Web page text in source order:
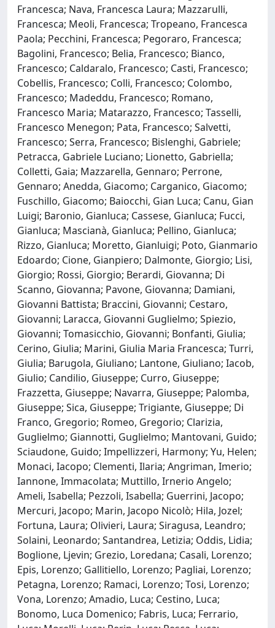
Francesca; Nava, Francesca Laura; Mazzarulli,
Francesca; Meoli, Francesca; Tropeano, Francesca
Paola; Pecchini, Francesca; Pegoraro, Francesca;
Bagolini, Francesco; Belia, Francesco; Bianco,
Francesco; Caldaralo, Francesco; Casti, Francesco;
Cobellis, Francesco; Colli, Francesco; Colombo,
Francesco; Madeddu, Francesco; Romano,
Francesco Maria; Matarazzo, Francesco; Tasselli,
Francesco Menegon; Pata, Francesco; Salvetti,
Francesco; Serra, Francesco; Bislenghi, Gabriele;
Petracca, Gabriele Luciano; Lionetto, Gabriella;
Colletti, Gaia; Mazzarella, Gennaro; Perrone,
Gennaro; Anedda, Giacomo; Carganico, Giacomo;
Fuschillo, Giacomo; Baiocchi, Gian Luca; Canu, Gian
Luigi; Baronio, Gianluca; Cassese, Gianluca; Fucci,
Gianluca; Mascianà, Gianluca; Pellino, Gianluca;
Rizzo, Gianluca; Moretto, Gianluigi; Poto, Gianmario
Edoardo; Cione, Gianpiero; Dalmonte, Giorgio; Lisi,
Giorgio; Rossi, Giorgio; Berardi, Giovanna; Di
Scanno, Giovanna; Pavone, Giovanna; Damiani,
Giovanni Battista; Braccini, Giovanni; Cestaro,
Giovanni; Laracca, Giovanni Guglielmo; Spiezio,
Giovanni; Tomasicchio, Giovanni; Bonfanti, Giulia;
Cerino, Giulia; Marini, Giulia Maria Francesca; Turri,
Giulia; Barugola, Giuliano; Lantone, Giuliano; Iacob,
Giulio; Candilio, Giuseppe; Curro, Giuseppe;
Frazzetta, Giuseppe; Navarra, Giuseppe; Palomba,
Giuseppe; Sica, Giuseppe; Trigiante, Giuseppe; Di
Franco, Gregorio; Romeo, Gregorio; Clarizia,
Guglielmo; Giannotti, Guglielmo; Mantovani, Guido;
Sciaudone, Guido; Impellizzeri, Harmony; Yu, Helen;
Monaci, Iacopo; Clementi, Ilaria; Angriman, Imerio;
Iannone, Immacolata; Muttillo, Irnerio Angelo;
Ameli, Isabella; Pezzoli, Isabella; Guerrini, Jacopo;
Mercuri, Jacopo; Marin, Jacopo Nicolò; Hila, Jozel;
Fortuna, Laura; Olivieri, Laura; Siragusa, Leandro;
Solaini, Leonardo; Santandrea, Letizia; Oddis, Lidia;
Boglione, Ljevin; Grezio, Loredana; Casali, Lorenzo;
Epis, Lorenzo; Gallitiello, Lorenzo; Pagliai, Lorenzo;
Petagna, Lorenzo; Ramaci, Lorenzo; Tosi, Lorenzo;
Vona, Lorenzo; Amadio, Luca; Cestino, Luca;
Bonomo, Luca Domenico; Fabris, Luca; Ferrario,